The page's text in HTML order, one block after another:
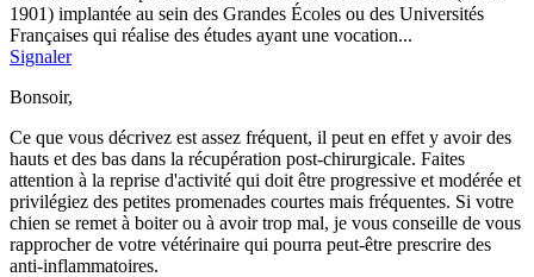
1901) implantée au sein des Grandes Écoles ou des Universités
Françaises qui réalise des études ayant une vocation...
Signaler
Bonsoir,
Ce que vous décrivez est assez fréquent, il peut en effet y avoir des
hauts et des bas dans la récupération post-chirurgicale. Faites
attention à la reprise d'activité qui doit être progressive et modérée et
privilégiez des petites promenades courtes mais fréquentes. Si votre
chien se remet à boiter ou à avoir trop mal, je vous conseille de vous
rapprocher de votre vétérinaire qui pourra peut-être prescrire des
anti-inflammatoires.